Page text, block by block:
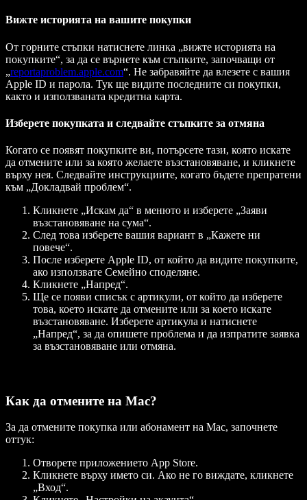
Вижте историята на вашите покупки
От горните стъпки натиснете линка „вижте историята на
покупките“, за да се върнете към стъпките, започващи от
„reportaproblem.apple.com“. Не забравяйте да влезете с вашия
Apple ID и парола. Тук ще видите последните си покупки,
както и използваната кредитна карта.
Изберете покупката и следвайте стъпките за отмяна
Когато се появят покупките ви, потърсете тази, която искате
да отмените или за която желаете възстановяване, и кликнете
върху нея. Следвайте инструкциите, когато бъдете препратени
към „Докладвай проблем“.
Кликнете „Искам да“ в менюто и изберете „Заяви
възстановяване на сума“.
След това изберете вашия вариант в „Кажете ни
повече“.
После изберете Apple ID, от който да видите покупките,
ако използвате Семейно споделяне.
Кликнете „Напред“.
Ще се появи списък с артикули, от който да изберете
това, което искате да отмените или за което искате
възстановяване. Изберете артикула и натиснете
„Напред“, за да опишете проблема и да изпратите заявка
за възстановяване или отмяна.
Как да отмените на Mac?
За да отмените покупка или абонамент на Mac, започнете
оттук:
Отворете приложението App Store.
Кликнете върху името си. Ако не го виждате, кликнете
„Вход“.